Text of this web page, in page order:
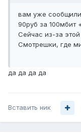
вам уже сообщили
90руб за 100мбит
Сейчас из-за
Смотрешки, где
да да да да
Вставить ник